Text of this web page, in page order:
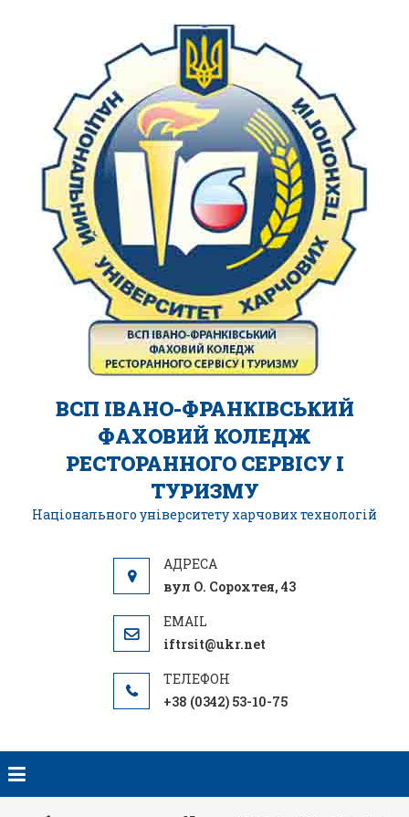
ВСП ІВАНО-ФРАНКІВСЬКИЙ
ФАХОВИЙ КОЛЕДЖ
РЕСТОРАННОГО СЕРВІСУ І
ТУРИЗМУ
Національного університету харчових технологій
вул О. Сорохтея, 43
iftrsit@ukr.net
+38 (0342) 53-10-75